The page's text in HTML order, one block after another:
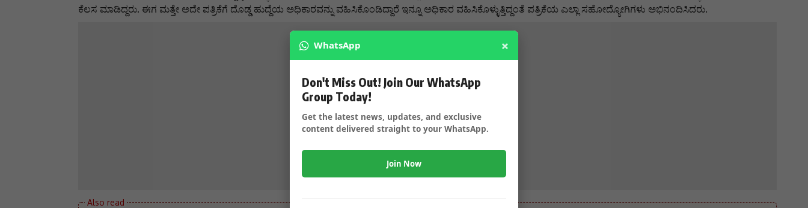
ಕೆಲಸ ಮಾಡಿದ್ದರು. ಈಗ ಮತ್ತೇ ಅದೇ ಪತ್ರಿಕೆಗೆ ದೊಡ್ಡ ಹುದ್ದೆಯ ಅಧಿಕಾರವನ್ನು ವಹಿಸಿಕೊಂಡಿದ್ದಾರೆ ಇನ್ನೂ ಅಧಿಕಾರ ವಹಿಸಿಕೊಳ್ಳುತ್ತಿದ್ದಂತೆ ಪತ್ರಿಕೆಯ ಎಲ್ಲಾ ಸಹೋದ್ಯೋಗಿಗಳು ಅಭಿನಂದಿಸಿದರು.
WhatsApp ×
Don't Miss Out! Join Our WhatsApp
Group Today!
Get the latest news, updates, and exclusive
content delivered straight to your WhatsApp.
Join Now